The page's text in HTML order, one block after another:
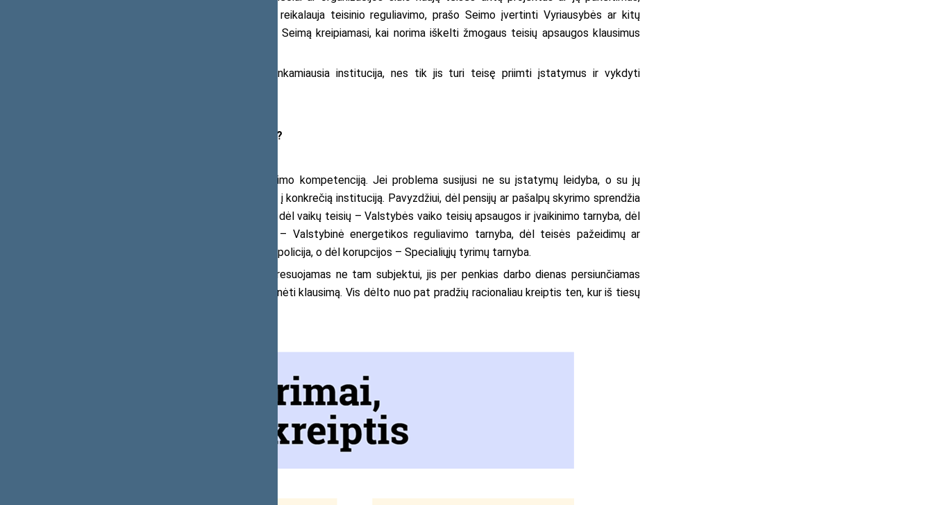
atkreipia dėmesį į problemas, kurios reikalauja teisinio reguliavimo, prašo Seimo įvertinti Vyriausybės ar kitų
valstybės institucijų veiklą. Taip pat į Seimą kreipiamasi, kai norima iškelti žmogaus teisių apsaugos klausimus
Tokiais atvejais Seimas yra tinkamiausia institucija, nes tik jis turi teisę priimti įstatymus ir vykdyti
Kada kreiptis į Seimą nėra tikslinga?
Ne visi klausimai patenka į Seimo kompetenciją. Jei problema susijusi ne su įstatymų leidyba, o su jų
įgyvendinimu, dažniausiai reikia kreiptis į konkrečią instituciją. Pavyzdžiui, dėl pensijų ar pašalpų skyrimo sprendžia
„Sodra“ ar savivaldybės administracija, dėl vaikų teisių – Valstybės vaiko teisių apsaugos ir įvaikinimo tarnyba, dėl
visuomeninio elektros tiekimo tarifų – Valstybinė energetikos reguliavimo tarnyba, dėl teisės pažeidimų ar
nusikalstamos veikos – prokuratūra ar policija, o dėl korupcijos – Specialiųjų tyrimų tarnyba.
Jeigu prašymas ar skundas adresuojamas ne tam subjektui, jis per penkias darbo dienas persiunčiamas
institucijai, kuri turi kompetenciją nagrinėti klausimą. Vis dėlto nuo pat pradžių racionaliau kreiptis ten, kur iš tiesų